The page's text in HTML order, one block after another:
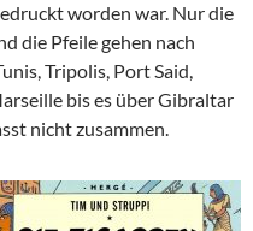
worden war. Nur die
die Pfeile gehen nach
Tripolis, Port Said,
bis es über Gibraltar
nicht zusammen.